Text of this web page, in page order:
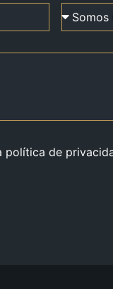
política de